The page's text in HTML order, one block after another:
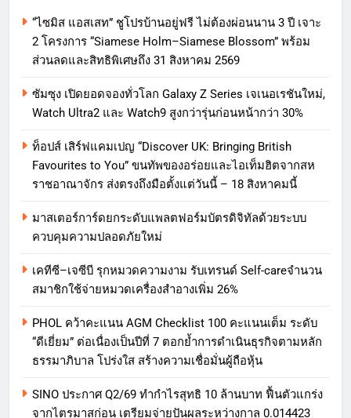
“ไซมิส แอสเสท” ชูโปรบ้านอยู่ฟรี ไม่ต้องผ่อนนาน 3 ปี เจาะ
2 โครงการ “Siamese Holm–Siamese Blossom” พร้อม
ส่วนลดและสิทธิพิเศษถึง 31 สิงหาคม 2569
ซัมซุง เปิดยอดจองทั่วโลก Galaxy Z Series เจเนอเรชันใหม่,
Watch Ultra2 และ Watch9 สูงกว่ารุ่นก่อนหน้ากว่า 30%
ท็อปส์ เสิร์ฟแคมเปญ “Discover UK: Bringing British
Favourites to You” ขนทัพของอร่อยและไอเท็มฮิตจากสห
ราชอาณาจักร ส่งตรงถึงมือตั้งแต่วันนี้ – 18 สิงหาคมนี้
มาสเตอร์การ์ดยกระดับแพลตฟอร์มบัตรดิจิทัลด้วยระบบ
ควบคุมความปลอดภัยใหม่
เคทีซี–เจซีบี รุกหมวดความงาม รับเทรนด์ Self-careจำนวน
สมาชิกใช้จ่ายหมวดเครื่องสำอางเพิ่ม 26%
PHOL คว้าคะแนน AGM Checklist 100 คะแนนเต็ม ระดับ
“ดีเยี่ยม” ต่อเนื่องเป็นปีที่ 7 ตอกย้ำการดำเนินธุรกิจตามหลัก
ธรรมาภิบาล โปร่งใส สร้างความเชื่อมั่นผู้ถือหุ้น
SINO ประกาศ Q2/69 ทำกำไรสุทธิ 10 ล้านบาท ฟื้นตัวแกร่ง
จากไตรมาสก่อน เตรียมจ่ายปันผลระหว่างกาล 0.014423